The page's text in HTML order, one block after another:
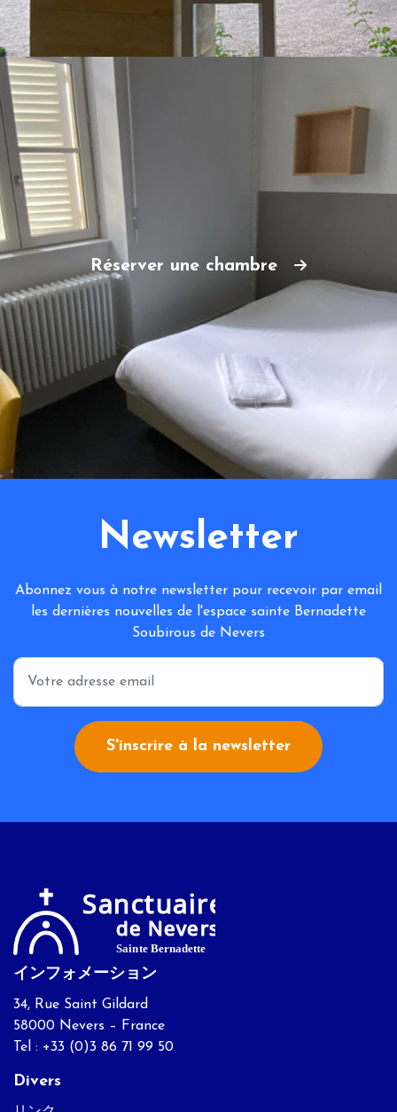
Réserver une chambre
Newsletter
Abonnez vous à notre newsletter pour recevoir par email
les dernières nouvelles de l'espace sainte Bernadette
Soubirous de Nevers
*
S'inscrire à la newsletter
インフォメーション
34, Rue Saint Gildard
58000 Nevers – France
Tel : +33 (0)3 86 71 99 50
Divers